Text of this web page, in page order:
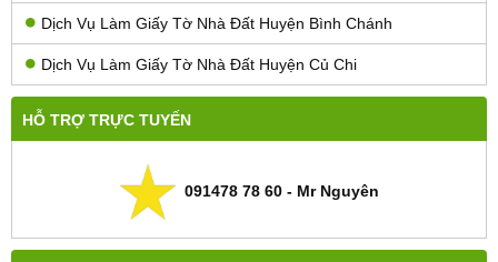
Dịch Vụ Làm Giấy Tờ Nhà Đất Huyện Bình Chánh
Dịch Vụ Làm Giấy Tờ Nhà Đất Huyện Củ Chi
HỖ TRỢ TRỰC TUYẾN
091478 78 60 - Mr Nguyên